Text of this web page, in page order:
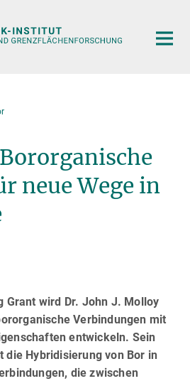
neue Wege in
Grant wird Dr. John J. Molloy
Verbindungen mit
entwickeln. Sein
die Hybridisierung von Bor in
die zwischen